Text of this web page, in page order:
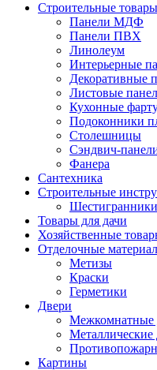
Строительные товары
Панели МДФ
Панели ПВХ
Линолеум
Интерьерные
Декоративные
Листовые
Кухонные
Подоконники
Столешницы
Сэндвич-
Фанера
Сантехника
Строительные
Шестигранники
Товары для дачи
Хозяйственные
Отделочные
Метизы
Краски
Герметики
Двери
Межкомнатные
Металлические
Картины